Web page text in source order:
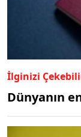
İlginizi
Dünyanın